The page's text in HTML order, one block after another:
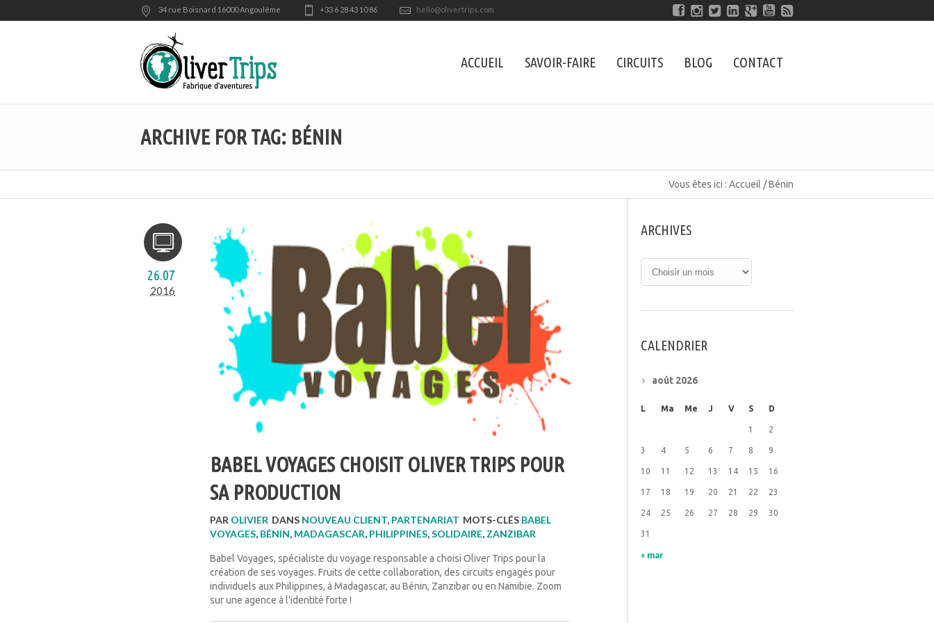
34 rue Boisnard 16000 Angoulême +33 6 28 43 10 86 hello@olivertrips.com
ACCUEIL SAVOIR-FAIRE CIRCUITS BLOG CONTACT
ARCHIVE FOR TAG: BÉNIN
Vous êtes ici : Accueil /Bénin
26.07
2016
BABEL VOYAGES CHOISIT OLIVER TRIPS POUR
SA PRODUCTION
PAR OLIVIER DANS NOUVEAU CLIENT, PARTENARIAT MOTS-CLÉS BABEL
VOYAGES, BÉNIN, MADAGASCAR, PHILIPPINES,SOLIDAIRE, ZANZIBAR
Babel Voyages, spécialiste du voyage responsable a choisi Oliver Trips pour la
création de ses voyages. Fruits de cette collaboration, des circuits engagés pour
individuels aux Philippines, à Madagascar, au Bénin, Zanzibar ou en Namibie. Zoom
sur une agence à l'identité forte !
ARCHIVES
CALENDRIER
août 2026
L Ma Me J V S D
« mar
1 2
3 4 5 6 7 8 9
10 11 12 13 14 15 16
17 18 19 20 21 22 23
24 25 26 27 28 29 30
31